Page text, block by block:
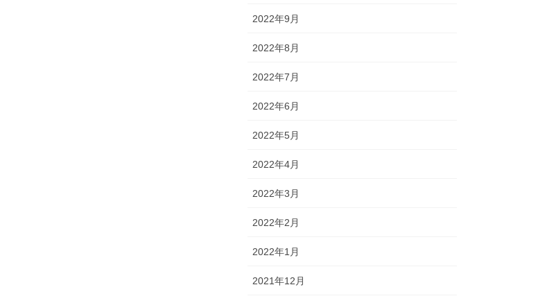
2022年9月
2022年8月
2022年7月
2022年6月
2022年5月
2022年4月
2022年3月
2022年2月
2022年1月
2021年12月